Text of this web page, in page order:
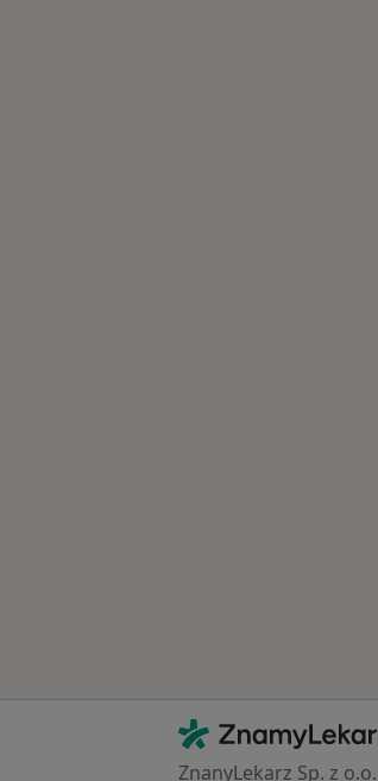
Kontakt
ZnamyLekar - Hlavní stránka
ZnanyLekarz Sp. z o.o.